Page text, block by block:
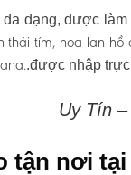
đa dạng, được
tím, hoa lan
.được nhập
Uy Tín
tận nơi